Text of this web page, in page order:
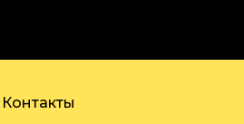
Контакты